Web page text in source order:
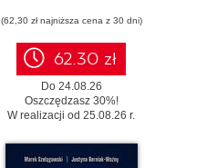
autonomicznych
systemów
(62,30 zł najniższa cena z 30 dni)
62.30 zł
Do 24.08.26
Oszczędzasz 30%!
W realizacji od 25.08.26 r.